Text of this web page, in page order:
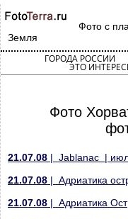
Фото с
Земля
ГОРОДА РОССИИ
ЭТО
Фото
21.07.08 | Jablanac |
21.07.08 | Адриатика
21.07.08 | Адриатика